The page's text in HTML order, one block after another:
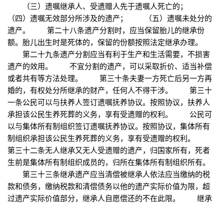
（三）遗嘱继承人、受遗赠人先于遗嘱人死亡的；
（四）遗嘱无效部分所涉及的遗产； （五）遗嘱未处分的
遗产。 第二十八条遗产分割时，应当保留胎儿的继承份
额。胎儿出生时是死体的，保留的份额按照法定继承办理。
第二十九条遗产分割应当有利于生产和生活需要，不损害
遗产的效用。 不宜分割的遗产，可以采取折价、适当补偿
或者共有等方法处理。 第三十条夫妻一方死亡后另一方再
婚的，有权处分所继承的财产，任何人不得干涉。 第三十
一条公民可以与扶养人签订遗嘱抚养协议。按照协议，扶养人
承担该公民生养死葬的义务，享有受遗赠的权利。 公民可
以与集体所有制组织签订遗嘱抚养协议。按照协议，集体所有
制组织承担该公民生养死葬的义务，享有受遗赠的权利。
第三十二条无人继承又无人受遗赠的遗产，归国家所有，死者
生前是集体所有制组织成员的，归所在集体所有制组织所有。
第三十三条继承遗产应当清偿被继承人依法应当缴纳的税
款和债务，缴纳税款和清偿债务以他的遗产实际价值为限，超
过遗产实际价值部分，继承人自愿偿还的不在此限。 继承